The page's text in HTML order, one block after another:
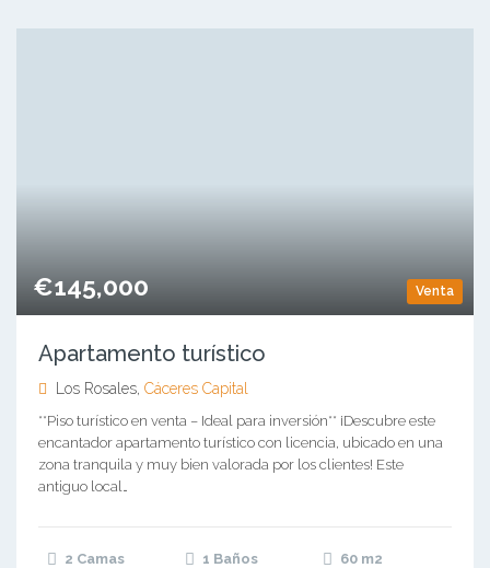
Venta
€145,000
Apartamento turístico
Los Rosales, Cáceres Capital
**Piso turístico en venta – Ideal para inversión** ¡Descubre este
encantador apartamento turístico con licencia, ubicado en una
zona tranquila y muy bien valorada por los clientes! Este
antiguo local…
2 Camas 1 Baños 60 m2